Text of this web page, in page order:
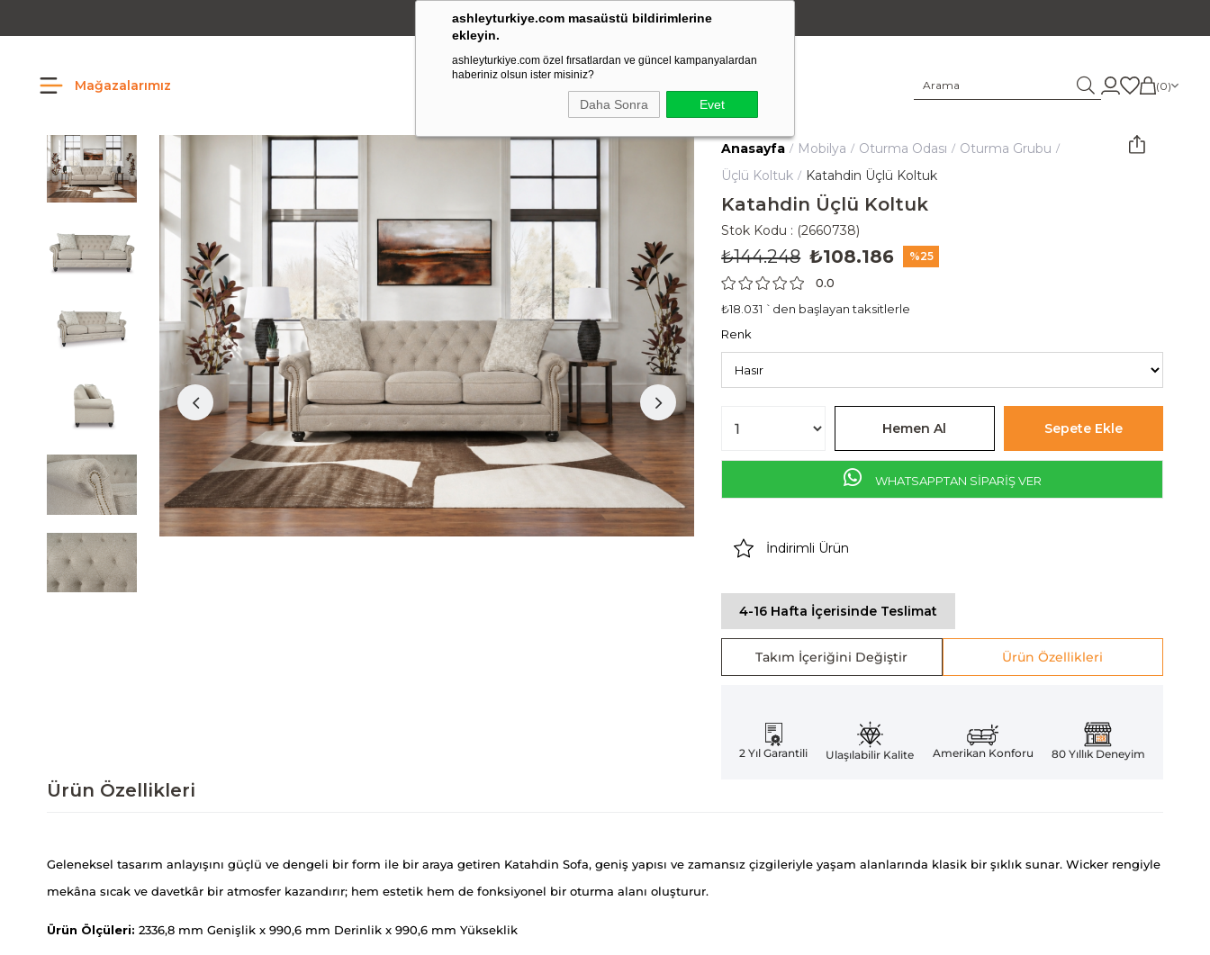
ashleyturkiye.com masaüstü bildirimlerine
ekleyin.
ashleyturkiye.com özel fırsatlardan ve güncel kampanyalardan
haberiniz olsun ister misiniz?
Daha Sonra Evet
Amerikan Stili Ergonomik Tasarım
Mağazalarımız 0
Anasayfa Mobilya Oturma Odası
Oturma Grubu
Üçlü Koltuk
Katahdin Üçlü Koltuk
Katahdin Üçlü Koltuk
Stok Kodu (2660738)
₺144.248 ₺108.186 25
0.0
₺18.031 `den başlayan taksitlerle
Renk
WHATSAPPTAN SİPARİŞ VER
İndirimli Ürün
4-16 Hafta İçerisinde Teslimat
Takım İçeriğini Değiştir Ürün Özellikleri
2 Yıl Garantili Ulaşılabilir Kalite Amerikan Konforu 80 Yıllık Deneyim
Ürün Özellikleri
Geleneksel tasarım anlayışını güçlü ve dengeli bir form ile bir araya getiren Katahdin Sofa, geniş yapısı ve zamansız çizgileriyle yaşam alanlarında klasik bir şıklık sunar. Wicker rengiyle
mekâna sıcak ve davetkâr bir atmosfer kazandırır; hem estetik hem de fonksiyonel bir oturma alanı oluşturur.
Ürün Ölçüleri: 2336,8 mm Genişlik x 990,6 mm Derinlik x 990,6 mm Yükseklik